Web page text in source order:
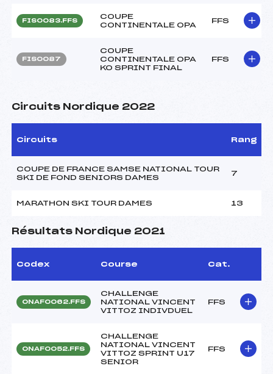
FIS0083.FFS
COUPE
CONTINENTALE OPA
FFS
FIS0087
COUPE
CONTINENTALE OPA
KO SPRINT FINAL
FFS
Circuits Nordique 2022
Circuits Rang
COUPE DE FRANCE SAMSE NATIONAL TOUR
SKI DE FOND SENIORS DAMES
7
MARATHON SKI TOUR DAMES 13
Résultats Nordique 2021
Codex Course Cat.
ONAF0062.FFS
CHALLENGE
NATIONAL VINCENT
VITTOZ INDIVDUEL
FFS
ONAF0052.FFS
CHALLENGE
NATIONAL VINCENT
VITTOZ SPRINT U17
SENIOR
FFS